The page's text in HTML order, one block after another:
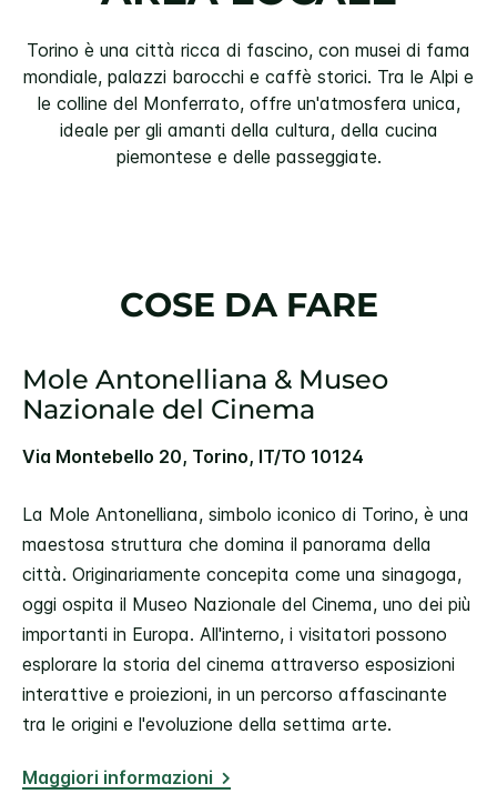
Torino è una città ricca di fascino, con musei di fama
mondiale, palazzi barocchi e caffè storici. Tra le Alpi e
le colline del Monferrato, offre un'atmosfera unica,
ideale per gli amanti della cultura, della cucina
piemontese e delle passeggiate.
COSE DA FARE
Mole Antonelliana & Museo
Nazionale del Cinema
Via Montebello 20, Torino, IT/TO 10124
La Mole Antonelliana, simbolo iconico di Torino, è una
maestosa struttura che domina il panorama della
città. Originariamente concepita come una sinagoga,
oggi ospita il Museo Nazionale del Cinema, uno dei più
importanti in Europa. All'interno, i visitatori possono
esplorare la storia del cinema attraverso esposizioni
interattive e proiezioni, in un percorso affascinante
tra le origini e l'evoluzione della settima arte.
Maggiori informazioni